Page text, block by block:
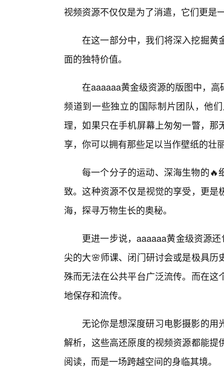
视频资源不仅仅是为了消遣，它们更是
在这一部分中，我们将深入挖掘黄
面的独特价值。
在aaaaaa黄金级资源的版图中，
频道到一些独立的国际制片团队，他
理，如果只在手机屏幕上匆匆一瞥，
享，你可以拥有那些足以当作壁纸的壮
每一个分子的运动、深海生物的🔥
致。这种资源不仅是视觉的享受，更
海，探寻万物生长的奥秘。
更进一步说，aaaaaa黄金级资源
尖的大🌸师课、闭门研讨会或是极具
殊而无法在公共平台广泛流传。而在
地保存和流传。
无论你是想深度研习电影摄影的
解析，这些高还原度的视频资源都能
阅读，而是一场跨越空间的身临其境。